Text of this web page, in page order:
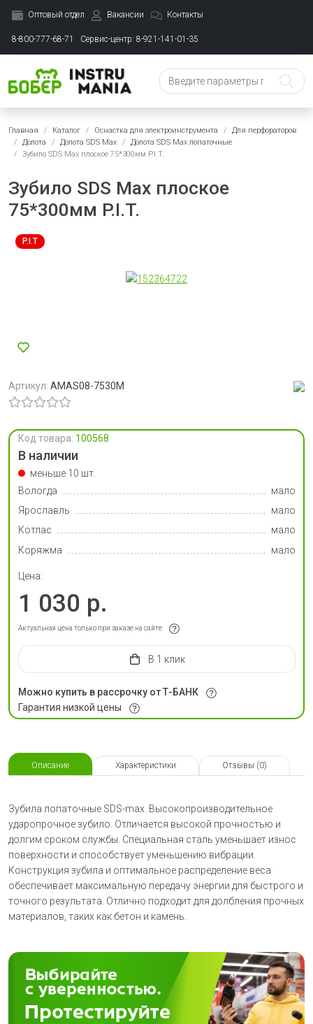
Оптовый отдел Вакансии Контакты
8-800-777-68-71 Сервис-центр: 8-921-141-01-35
Главная Каталог Оснастка для электроинструмента
Для перфораторов
Долота
Долота SDS Max
Долота SDS Max лопаточные
Зубило SDS Max плоское 75*300мм P.I.T.
Зубило SDS Max плоское
75*300мм P.I.T.
P.I.T
Артикул: AMAS08-7530M
Код товара: 100568
В наличии
меньше 10 шт.
Вологда
мало
Ярославль
мало
Котлас
мало
Коряжма
мало
Цена:
1 030 р.
Актуальная цена только при заказе на сайте
в 1 клик
Можно купить в рассрочку от Т-БАНК
Гарантия низкой цены
Описание Характеристики Отзывы (0)
Зубила лопаточные SDS-max. Высокопроизводительное
ударопрочное зубило. Отличается высокой прочностью и
долгим сроком службы. Специальная сталь уменьшает износ
поверхности и способствует уменьшению вибрации.
Конструкция зубила и оптимальное распределение веса
обеспечивает максимальную передачу энергии для быстрого и
точного результата. Отлично подходит для долбления прочных
материалов, таких как бетон и камень.